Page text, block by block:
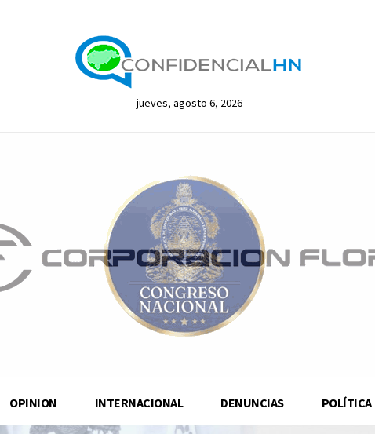
jueves, agosto 6, 2026
OPINION INTERNACIONAL DENUNCIAS POLÍTICA